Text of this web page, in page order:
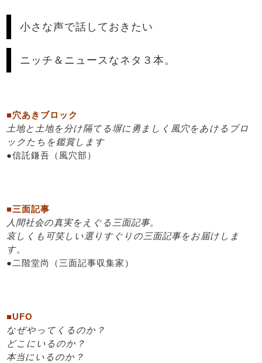
小さな声で話しておきたい
ニッチ＆ニュースなネタ３本。
■穴あきブロック
土地と土地を分け隔てる塀に勇ましく風穴をあけるブロ
ックたちを鑑賞します
●信託鎌吾（風穴部）
■三面記事
人間社会の真実をえぐる三面記事。
哀しくも可笑しい選りすぐりの三面記事をお届けしま
す。
●二階堂尚（三面記事収集家）
■UFO
なぜやってくるのか？
どこにいるのか？
本当にいるのか？